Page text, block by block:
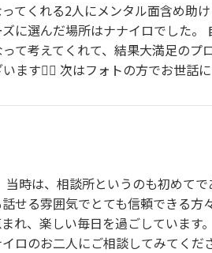
てくれる2人にメンタル面含め助
に選んだ場所はナナイロでした
て考えてくれて、結果大満足の
ます🙇‍♀️ 次はフォトの方でお世話
時は、相談所というのも初めて
せる雰囲気でとても信頼できる
れ、楽しい毎日を過ごしていま
ロのお二人にご相談してみてく